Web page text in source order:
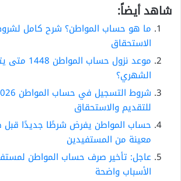
شاهد أيضاً:
ما هو حساب المواطن؟ شرح كامل
الاستحقاق
موعد نزول
الشهري؟
للتقديم والاستحقاق
حساب المواطن يفرض شرطًا جديدًا قبل
معينة من المستفيدين
عاجل: تأخير صرف حساب المواطن
الأسباب واضحة